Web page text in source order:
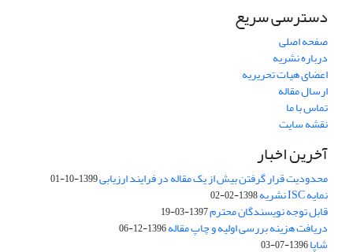
دسترسی سریع
صفحه اصلی
درباره نشریه
اعضای هیات تحریریه
ارسال مقاله
تماس با ما
نقشه سایت
آخرین اخبار
محدودیت قرار گرفتن بیش از یک مقاله در فرایند ارزیابی1399-10-01
نمایه ISC نشریه 1398-02-02
قابل توجه نویسندگان محترم1397-03-19
دریافت هزینه بررسی اولیه و چاپ مقاله1396-12-06
شاپا1396-07-03